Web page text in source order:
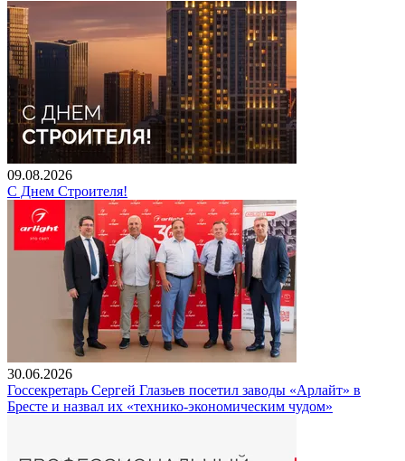
09.08.2026
С Днем Строителя!
30.06.2026
Госсекретарь Сергей Глазьев посетил заводы «Арлайт» в
Бресте и назвал их «технико-экономическим чудом»